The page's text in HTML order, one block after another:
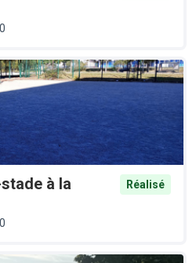
0
à la
Réalisé
0